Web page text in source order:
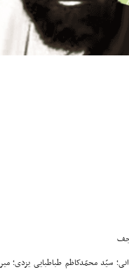
سیّد محمّدکاظم طباطبایی یزدی؛